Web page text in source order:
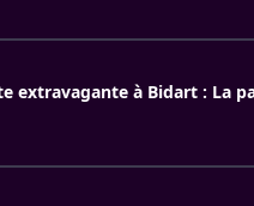
extravagante à Bidart : La